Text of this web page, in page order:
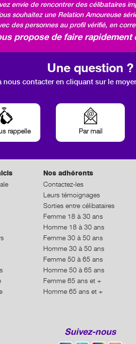
envie de rencontrer des célibataires
souhaitez une Relation Amoureuse
des personnes au profil vérifié, en
propose de faire
Une question ?
nous contacter en cliquant sur le
rappelle Par mail
Nos adhérents
Contactez-les
Leurs témoignages
Sorties entre célibataires
Femme 18 à 30 ans
Homme 18 à 30 ans
Femme 30 à 50 ans
Homme 30 à 50 ans
Femme 50 à 65 ans
Homme 50 à 65 ans
Femme 65 ans et +
Homme 65 ans et +
Suivez-nous